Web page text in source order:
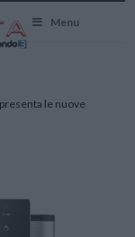
Menu
le nuove